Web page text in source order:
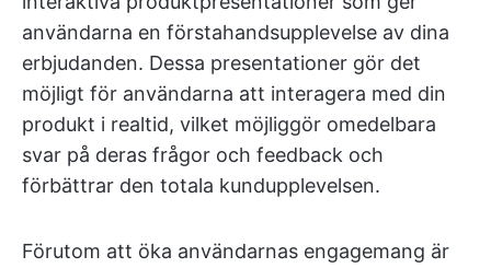
användarna en förstahandsupplevelse av dina
erbjudanden. Dessa presentationer gör det
möjligt för användarna att interagera med din
produkt i realtid, vilket möjliggör omedelbara
svar på deras frågor och feedback och
förbättrar den totala kundupplevelsen.
Förutom att öka användarnas engagemang är